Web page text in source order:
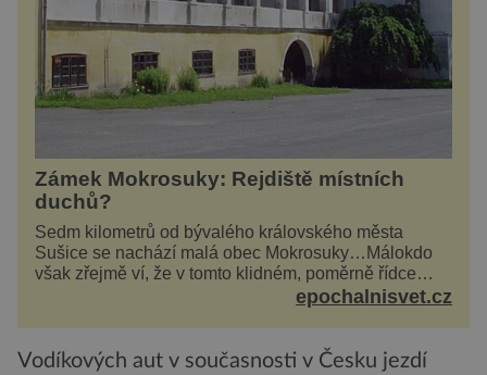
Zámek Mokrosuky: Rejdiště místních
duchů?
Sedm kilometrů od bývalého královského města
Sušice se nachází malá obec Mokrosuky…Málokdo
však zřejmě ví, že v tomto klidném, poměrně řídce
navštěvovaném koutu vesnické Šumavy se nachází
epochalnisvet.cz
Vodíkových aut v současnosti v Česku jezdí